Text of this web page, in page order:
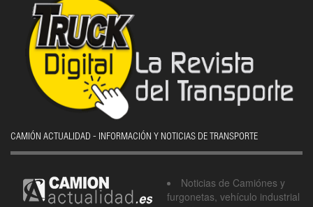
CAMIÓN ACTUALIDAD - INFORMACIÓN Y NOTICIAS DE TRANSPORTE
Noticias de Camiónes y
furgonetas, vehículo industrial